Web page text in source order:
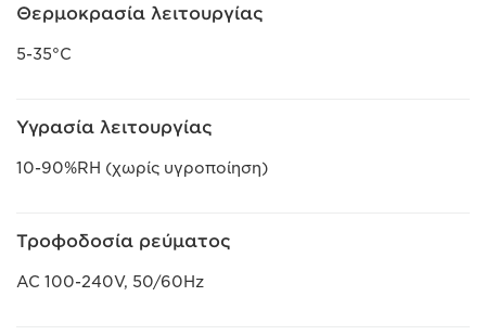
Θερμοκρασία λειτουργίας
5-35°C
Υγρασία λειτουργίας
10-90%RH (χωρίς υγροποίηση)
Τροφοδοσία ρεύματος
AC 100-240V, 50/60Hz